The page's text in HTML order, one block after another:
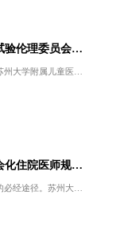
苏州大学附属儿童医院药物临床试验伦理委员会组成人员
姓名性别工作单位专业职称备注田健美女苏州大学附属儿童医院儿内科学主任医师主任委员严向明男苏州大学附属儿童医院儿外科学主任医师副主任委员汪 健...
苏州大学附属儿童医院2020年社会化住院医师规范化培训招生简章
住院医师规范化培训是培养合格临床医师的必经途径。苏州大学附属儿童医院是国家卫健委首批儿科住院医师规范化培训基地，是江苏省“十三五”儿科学重点...